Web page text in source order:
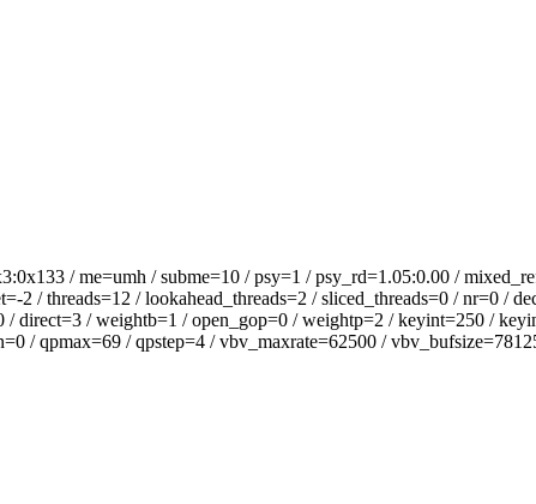
/ me=umh / subme=10 / psy=1 / psy_rd=1.05:0.00 /
2 / threads=12 / lookahead_threads=2 / sliced_threads=0 / nr=0 /
direct=3 / weightb=1 / open_gop=0 / weightp=2 / keyint=250 /
/ qpmax=69 / qpstep=4 / vbv_maxrate=62500 /